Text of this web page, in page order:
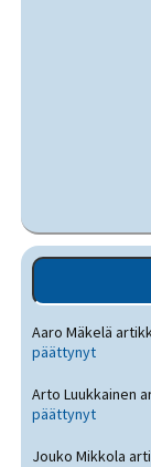
Aaro Mäkelä
päättynyt
Arto Luukkainen
päättynyt
Jouko Mikkola